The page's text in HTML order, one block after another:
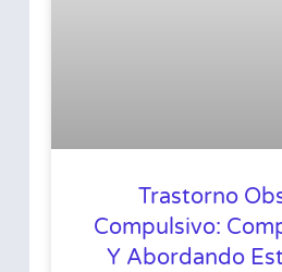
Trastorno
Compulsivo:
Y Abordando